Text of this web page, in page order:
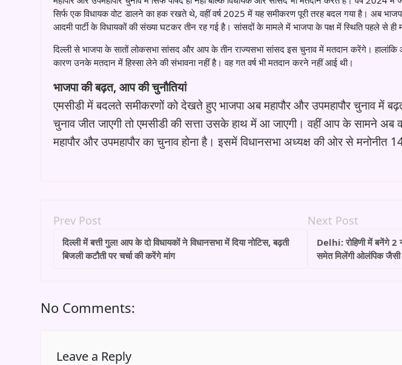
सिर्फ एक विधायक वोट डालने का हक रखते थे, वहीं वर्ष 2025 में यह समीकरण पूरी तरह बदल गया है। अब
आदमी पार्टी के विधायकों की संख्या घटकर तीन रह गई है। सांसदों के मामले में भाजपा के पक्ष में स्थिति पहले से
दिल्ली से भाजपा के सातों लोकसभा सांसद और आप के तीन राज्यसभा सांसद इस चुनाव में मतदान करेंगे। हालांकि
कारण उनके मतदान में हिस्सा लेने की संभावना नहीं है। वह गत वर्ष भी मतदान करने नहीं आई थी।
भाजपा की बढ़त, आप की चुनौतियां
एमसीडी में बदलते समीकरणों को देखते हुए भाजपा अब महापौर और उपमहापौर चुनाव में
चुनाव जीत जाएगी तो एमसीडी की सत्ता उसके हाथ में आ जाएगी। वहीं आप के सामने
महापौर और उपमहापौर का चुनाव होना है। इसमें विधानसभा अध्यक्ष की ओर से मनोनीत
Prev Post
दिल्ली में बत्ती गुल! आप के दो विधायकों ने विधानसभा में दिया नोटिस, बढ़ती
बिजली कटौती पर चर्चा की करेंगे मांग
Next Post
Delhi: रोहिणी में बनेंगे 2
समेत मिलेंगी ओलंपिक जैसी
No Comments:
Leave a Reply